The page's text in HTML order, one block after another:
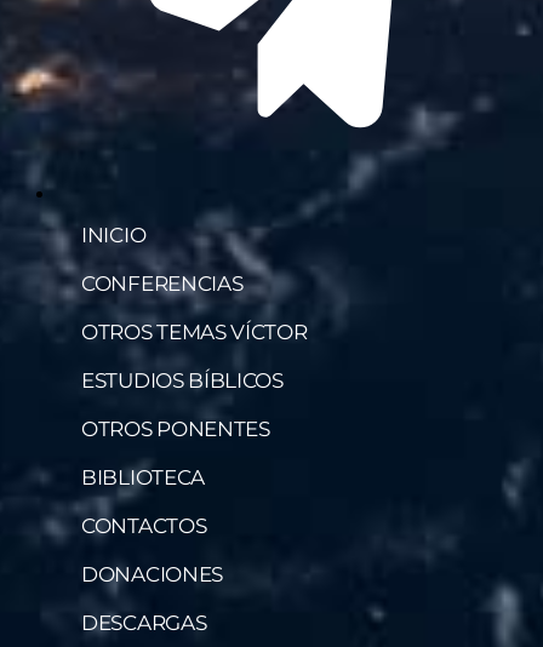
INICIO
CONFERENCIAS
OTROS TEMAS VÍCTOR
ESTUDIOS BÍBLICOS
OTROS PONENTES
BIBLIOTECA
CONTACTOS
DONACIONES
DESCARGAS